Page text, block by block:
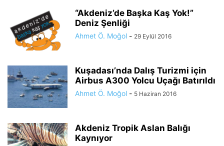
“Akdeniz’de Başka Kaş Yok!”
Deniz Şenliği
Ahmet Ö. Moğol - 29 Eylül 2016
Kuşadası’nda Dalış Turizmi için
Airbus A300 Yolcu Uçağı Batırıldı
Ahmet Ö. Moğol - 5 Haziran 2016
Akdeniz Tropik Aslan Balığı
Kaynıyor